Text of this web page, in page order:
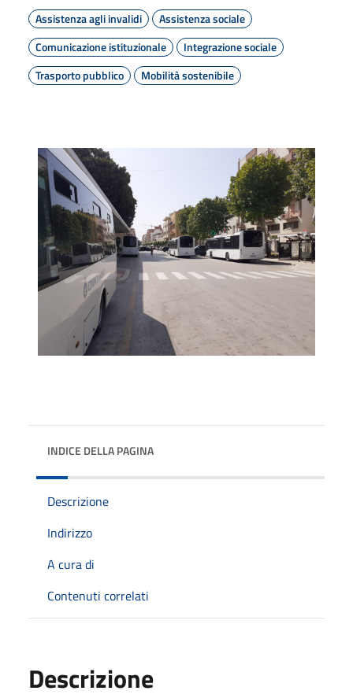
Assistenza agli invalidi
Assistenza sociale
Comunicazione istituzionale
Integrazione sociale
Trasporto pubblico
Mobilità sostenibile
INDICE DELLA PAGINA
Descrizione
Indirizzo
A cura di
Contenuti correlati
Descrizione